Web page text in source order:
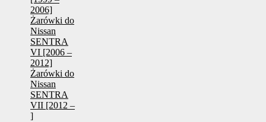
2006]
Żarówki do
Nissan
SENTRA
VI [2006 –
2012]
Żarówki do
Nissan
SENTRA
VII [2012 –
]